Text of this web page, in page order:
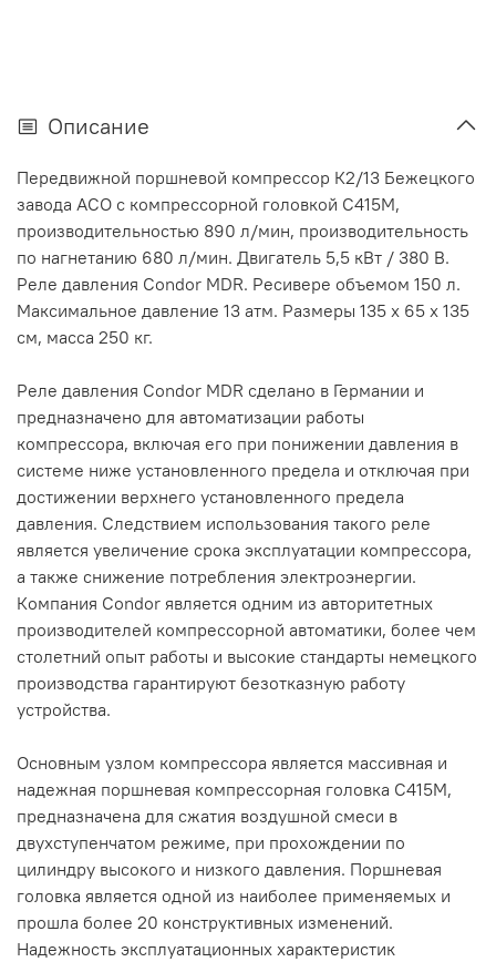
Описание
Передвижной поршневой компрессор К2/13 Бежецкого
завода АСО с компрессорной головкой С415М,
производительностью 890 л/мин, производительность
по нагнетанию 680 л/мин. Двигатель 5,5 кВт / 380 В.
Реле давления Condor MDR. Ресивере объемом 150 л.
Максимальное давление 13 атм. Размеры 135 х 65 х 135
см, масса 250 кг.
Реле давления Condor MDR сделано в Германии и
предназначено для автоматизации работы
компрессора, включая его при понижении давления в
системе ниже установленного предела и отключая при
достижении верхнего установленного предела
давления. Следствием использования такого реле
является увеличение срока эксплуатации компрессора,
а также снижение потребления электроэнергии.
Компания Condor является одним из авторитетных
производителей компрессорной автоматики, более чем
столетний опыт работы и высокие стандарты немецкого
производства гарантируют безотказную работу
устройства.
Основным узлом компрессора является массивная и
надежная поршневая компрессорная головка С415М,
предназначена для сжатия воздушной смеси в
двухступенчатом режиме, при прохождении по
цилиндру высокого и низкого давления. Поршневая
головка является одной из наиболее применяемых и
прошла более 20 конструктивных изменений.
Надежность эксплуатационных характеристик